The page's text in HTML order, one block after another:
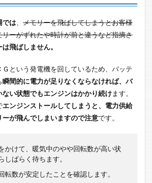
では
メモリーを飛ばしてしまうとお客様
ーがずれたや時計が前と違うなど指摘さ
は飛ばしません。
Ｇという発電機を回しているため、バッテ
瞬間的に電力が足りなくならなければ、バ
ない状態でもエンジンはかかり続けます。
エンジンストールしてしまうと、電力供給
が飛んでしまいますので注意です。
かけて、暖気中のやや回転数が高い状
しばらく待ちます。
転数が安定したことを確認します。